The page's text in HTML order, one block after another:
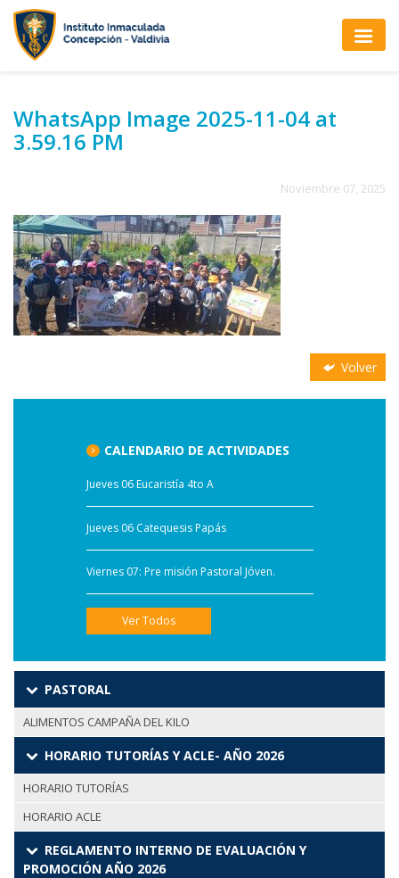
WhatsApp Image 2025-11-04 at
3.59.16 PM
Noviembre 07, 2025
Volver
CALENDARIO DE ACTIVIDADES
Jueves 06 Eucaristía 4to A
Jueves 06 Catequesis Papás
Viernes 07: Pre misión Pastoral Jóven.
Ver Todos
PASTORAL
ALIMENTOS CAMPAÑA DEL KILO
HORARIO TUTORÍAS Y ACLE- AÑO 2026
HORARIO TUTORÍAS
HORARIO ACLE
REGLAMENTO INTERNO DE EVALUACIÓN Y
PROMOCIÓN AÑO 2026